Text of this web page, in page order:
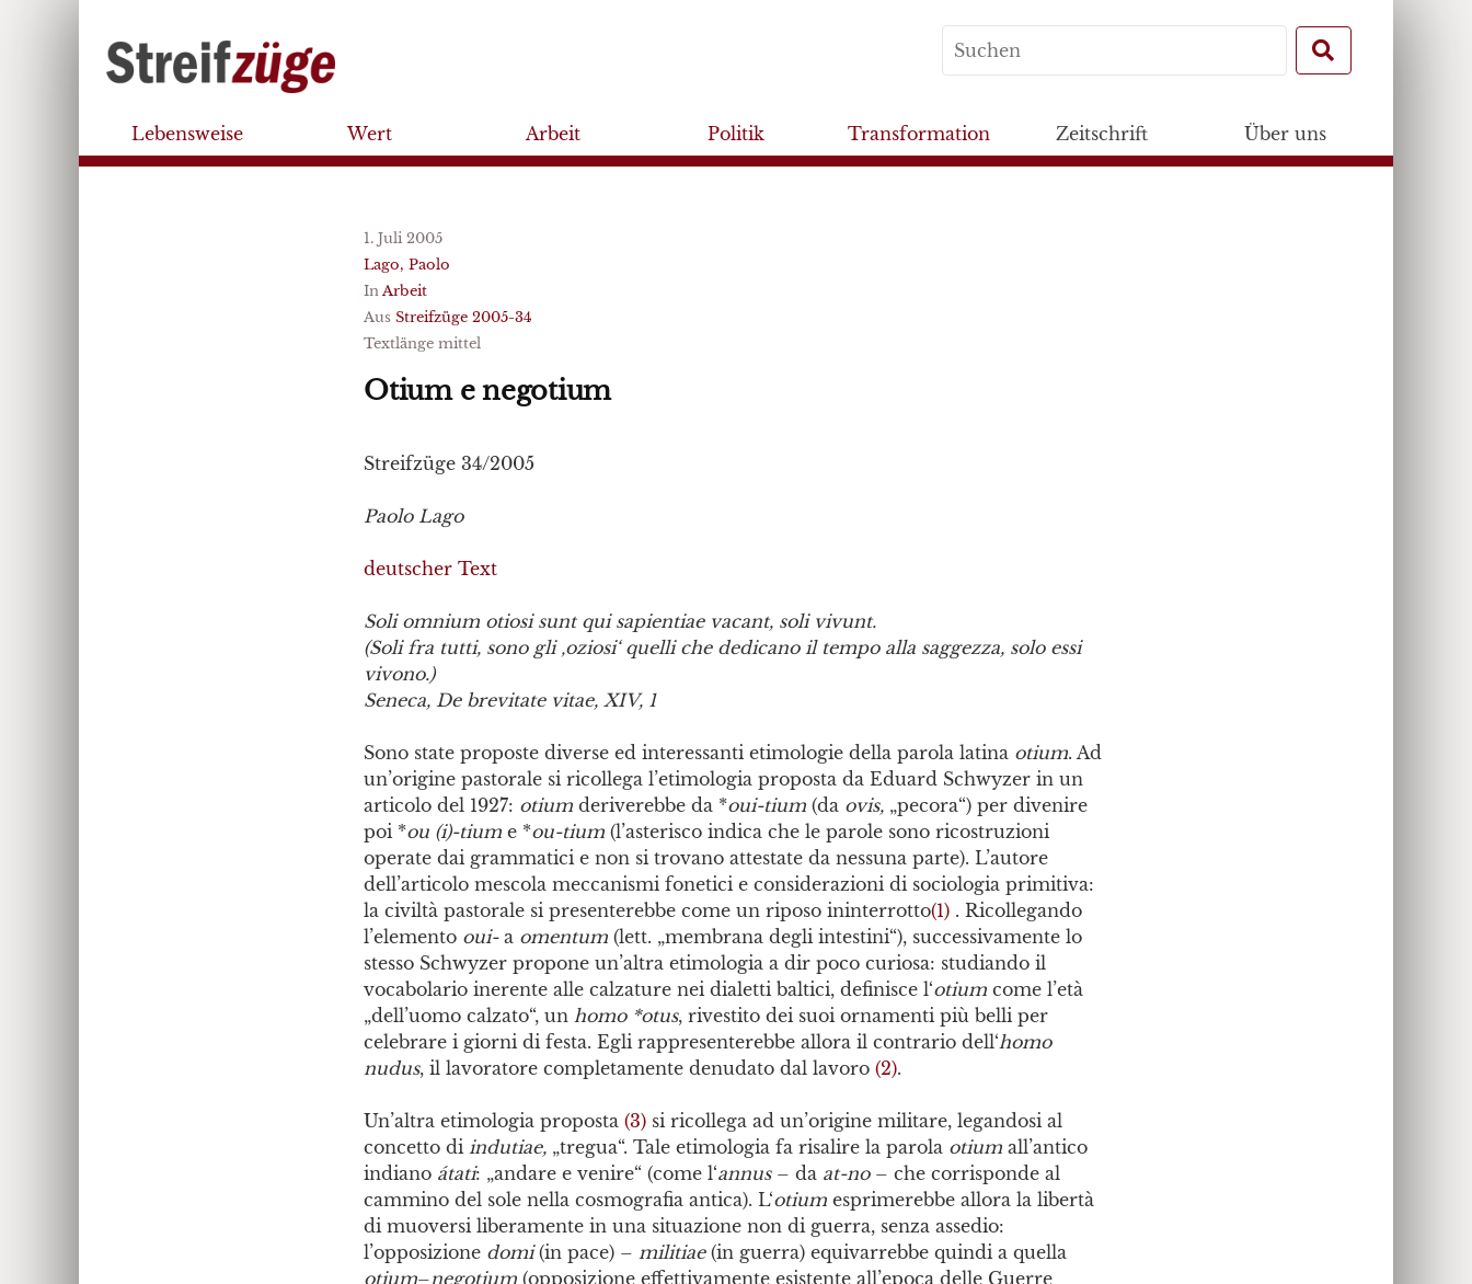
Lebensweise Wert Arbeit Politik Transformation Zeitschrift Über uns
1. Juli 2005
Lago, Paolo
In Arbeit
Aus Streifzüge 2005-34
Textlänge mittel
Otium e negotium
Streifzüge 34/2005
Paolo Lago
deutscher Text
Soli omnium otiosi sunt qui sapientiae vacant, soli vivunt.
(Soli fra tutti, sono gli ‚oziosi‘ quelli che dedicano il tempo alla saggezza, solo essi
vivono.)
Seneca, De brevitate vitae, XIV, 1
Sono state proposte diverse ed interessanti etimologie della parola latina otium. Ad
un’origine pastorale si ricollega l’etimologia proposta da Eduard Schwyzer in un
articolo del 1927: otium deriverebbe da *oui-tium (da ovis, „pecora“) per divenire
poi *ou (i)-tium e *ou-tium (l’asterisco indica che le parole sono ricostruzioni
operate dai grammatici e non si trovano attestate da nessuna parte). L’autore
dell’articolo mescola meccanismi fonetici e considerazioni di sociologia primitiva:
la civiltà pastorale si presenterebbe come un riposo ininterrotto(1) . Ricollegando
l’elemento oui- a omentum (lett. „membrana degli intestini“), successivamente lo
stesso Schwyzer propone un’altra etimologia a dir poco curiosa: studiando il
vocabolario inerente alle calzature nei dialetti baltici, definisce l‘otium come l’età
„dell’uomo calzato“, un homo *otus, rivestito dei suoi ornamenti più belli per
celebrare i giorni di festa. Egli rappresenterebbe allora il contrario dell‘homo
nudus, il lavoratore completamente denudato dal lavoro (2).
Un’altra etimologia proposta (3) si ricollega ad un’origine militare, legandosi al
concetto di indutiae, „tregua“. Tale etimologia fa risalire la parola otium all’antico
indiano átati: „andare e venire“ (come l‘annus– da at-no– che corrisponde al
cammino del sole nella cosmografia antica). L‘otium esprimerebbe allora la libertà
di muoversi liberamente in una situazione non di guerra, senza assedio:
l’opposizione domi(in pace) – militiae (in guerra) equivarrebbe quindi a quella
otium–negotium (opposizione effettivamente esistente all’epoca delle Guerre